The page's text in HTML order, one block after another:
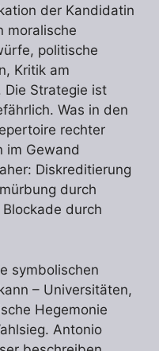
der Kandidatin
moralische
politische
Kritik am
Die Strategie ist
Was in den
rechter
im Gewand
Diskreditierung
durch
durch
symbolischen
– Universitäten,
Hegemonie
Antonio